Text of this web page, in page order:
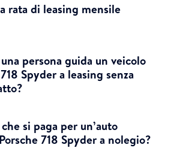
rata di leasing mensile
persona guida un veicolo
Spyder a leasing senza
si paga per un’auto
718 Spyder a nolegio?